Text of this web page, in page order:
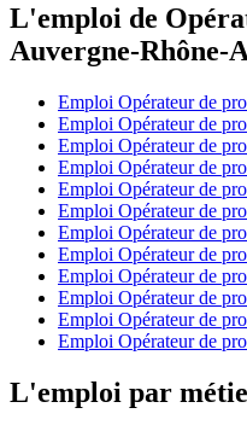
L'emploi de
Auvergne-Rhône-
Emploi Opérateur de
Emploi Opérateur de
Emploi Opérateur de
Emploi Opérateur de
Emploi Opérateur de
Emploi Opérateur de
Emploi Opérateur de
Emploi Opérateur de
Emploi Opérateur de
Emploi Opérateur de
Emploi Opérateur de
Emploi Opérateur de
L'emploi par